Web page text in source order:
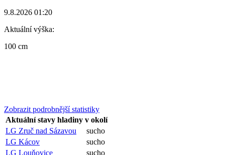
9.8.2026 01:20
Aktuální výška:
100 cm
Zobrazit podrobnější statistiky
Aktuální stavy hladiny v okolí
LG Zruč nad Sázavou
sucho
LG Kácov
sucho
LG Louňovice
sucho